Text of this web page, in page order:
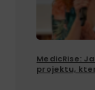
MedicRise:
projektu,